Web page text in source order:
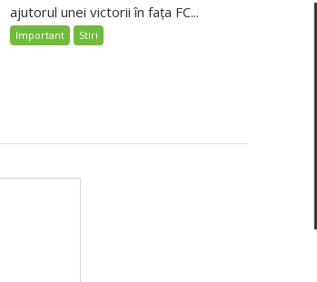
ajutorul unei victorii în fața FC...
Important Stiri